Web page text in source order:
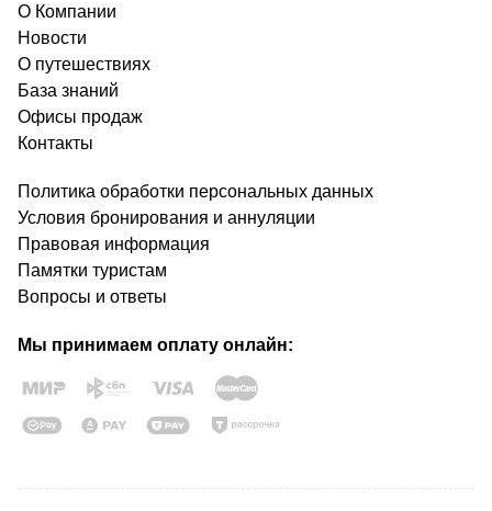
О Компании
Новости
О путешествиях
База знаний
Офисы продаж
Контакты
Политика обработки персональных данных
Условия бронирования и аннуляции
Правовая информация
Памятки туристам
Вопросы и ответы
Мы принимаем оплату онлайн: